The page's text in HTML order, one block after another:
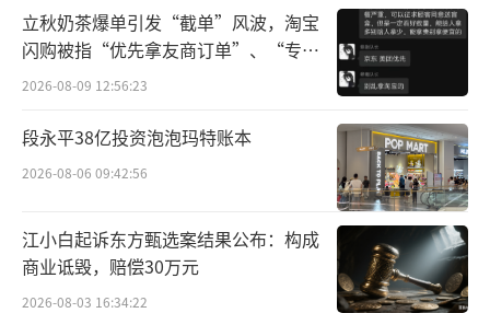
近日，美的公布其2024年财报，内容显
示，在持股小米10年后，美的至2024年底以9.0
2亿元彻底清仓了持有的小米股票。
梳理美的入股小米始末，二者的这轮合作
始于2014年，彼时美的集团和小米集团以相互
交叉持股方式进行战略合作，无论是美的还是
小米，均寄希望于通过这种方式将对方深度绑
定。
立秋奶茶爆单引发“截单”风波，淘宝
闪购被指“优先拿友商订单”、“专挑
贵的拿”
2026-08-09 12:56:23
段永平38亿投资泡泡玛特账本
2026-08-06 09:42:56
江小白起诉东方甄选案结果公布：构成
商业诋毁，赔偿30万元
2026-08-03 16:34:22